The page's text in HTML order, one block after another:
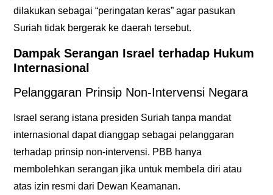
dilakukan sebagai “peringatan keras” agar pasukan
Suriah tidak bergerak ke daerah tersebut.
Dampak Serangan Israel terhadap Hukum
Internasional
Pelanggaran Prinsip Non-Intervensi Negara
Israel serang istana presiden Suriah tanpa mandat
internasional dapat dianggap sebagai pelanggaran
terhadap prinsip non-intervensi. PBB hanya
membolehkan serangan jika untuk membela diri atau
atas izin resmi dari Dewan Keamanan.